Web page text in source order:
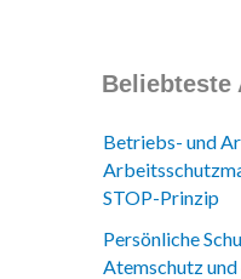
Beliebteste
Betriebs- und
STOP-Prinzip
Persönliche
Atemschutz